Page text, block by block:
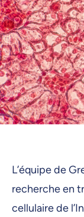
L’équipe de
recherche en
cellulaire de